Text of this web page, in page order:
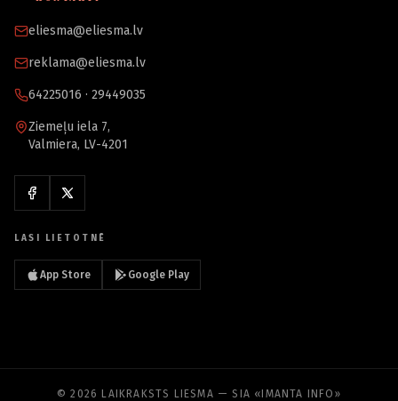
eliesma@eliesma.lv
reklama@eliesma.lv
64225016 · 29449035
Ziemeļu iela 7,
Valmiera, LV-4201
LASI LIETOTNĒ
App Store Google Play
© 2026 LAIKRAKSTS LIESMA — SIA «IMANTA INFO»